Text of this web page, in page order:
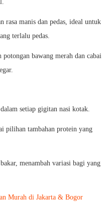
rasa manis dan pedas, ideal untuk
terlalu pedas.
potongan bawang merah dan cabai
setiap gigitan nasi kotak.
pilihan tambahan protein yang
menambah variasi bagi yang
Murah di Jakarta & Bogor